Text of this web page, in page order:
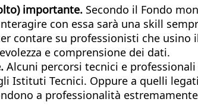
importante. Secondo il Fondo
con essa sarà una skill
contare su professionisti che
e comprensione dei dati.
Alcuni percorsi tecnici e
Istituti Tecnici. Oppure a quelli
a professionalità